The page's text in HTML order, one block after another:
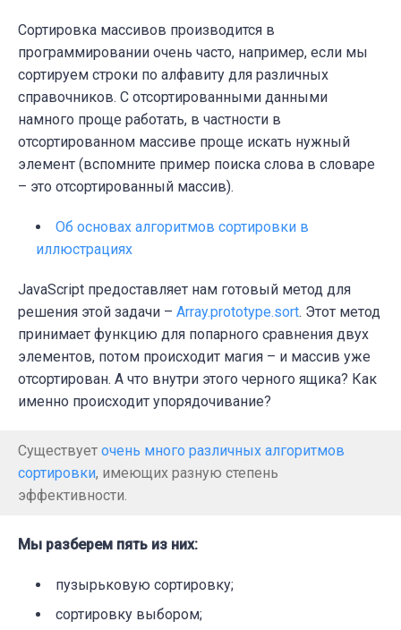
Сортировка массивов производится в
программировании очень часто, например, если мы
сортируем строки по алфавиту для различных
справочников. С отсортированными данными
намного проще работать, в частности в
отсортированном массиве проще искать нужный
элемент (вспомните пример поиска слова в словаре
– это отсортированный массив).
Об основах алгоритмов сортировки в
иллюстрациях
JavaScript предоставляет нам готовый метод для
решения этой задачи – Array.prototype.sort. Этот метод
принимает функцию для попарного сравнения двух
элементов, потом происходит магия – и массив уже
отсортирован. А что внутри этого черного ящика? Как
именно происходит упорядочивание?
Существует очень много различных алгоритмов
сортировки, имеющих разную степень
эффективности.
Мы разберем пять из них:
пузырьковую сортировку;
сортировку выбором;